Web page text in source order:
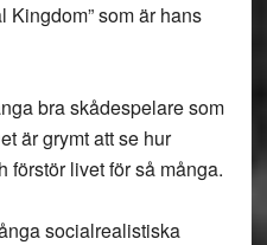
Kingdom” som är hans
bra skådespelare som
är grymt att se hur
förstör livet för så många.
socialrealistiska